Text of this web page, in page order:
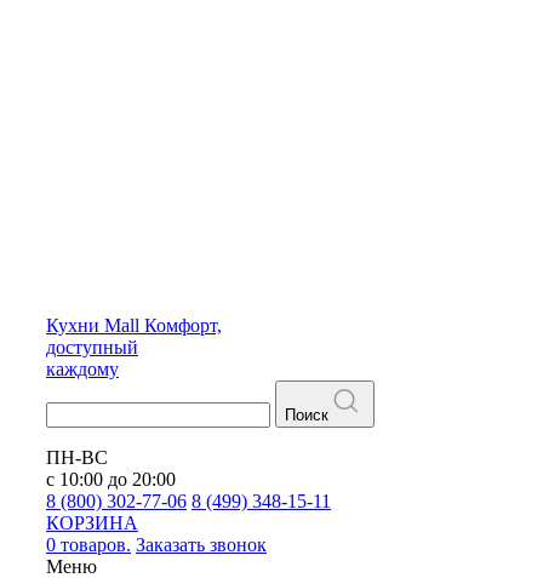
Кухни Mall Комфорт,
доступный
каждому
Поиск
ПН-ВС
с 10:00 до 20:00
8 (800) 302-77-06 8 (499) 348-15-11
КОРЗИНА
0 товаров. Заказать звонок
Меню